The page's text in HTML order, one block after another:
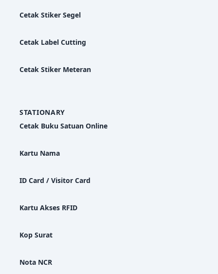
Cetak Stiker Segel
Cetak Label Cutting
Cetak Stiker Meteran
STATIONARY
Cetak Buku Satuan Online
Kartu Nama
ID Card / Visitor Card
Kartu Akses RFID
Kop Surat
Nota NCR